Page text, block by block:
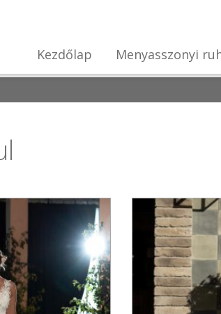
Kezdőlap Menyasszonyi